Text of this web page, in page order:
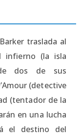
traslada al
infierno (la isla
dos de sus
(detective
(tentador de la
en una lucha
el destino del